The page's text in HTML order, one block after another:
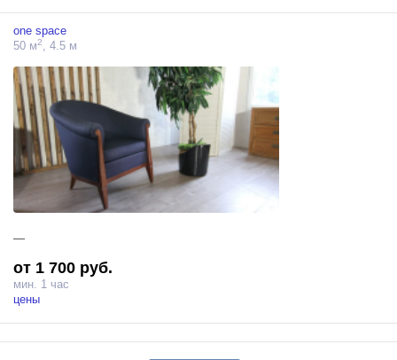
one space
50 м2, 4.5 м
—
от 1 700 руб.
мин. 1 час
цены